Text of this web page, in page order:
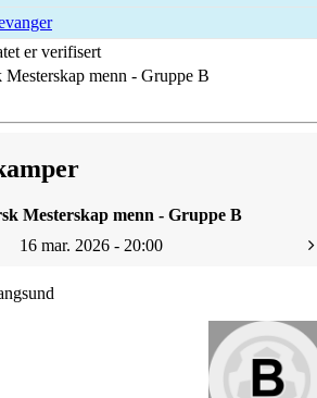
er verifisert
Mesterskap menn - Gruppe B
Mesterskap menn - Gruppe B
16 mar. 2026 - 20:00